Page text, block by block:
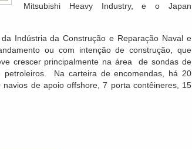
Mitsubishi Heavy Industry, e o Japan
Indústria da Construção e Reparação Naval e
ou com intenção de construção, que
crescer principalmente na área de sondas de
petroleiros. Na carteira de encomendas, há 20
de apoio offshore, 7 porta contêineres, 15